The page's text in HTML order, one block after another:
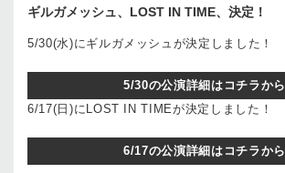
ギルガメッシュ、LOST IN TIME、決定！
5/30(水)にギルガメッシュが決定しました！
5/30の公演詳細はコチラから
6/17(日)にLOST IN TIMEが決定しました！
6/17の公演詳細はコチラから